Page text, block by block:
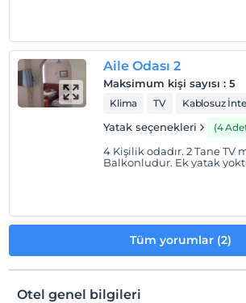
Aile Odası 2
Maksimum kişi sayısı : 5
Klima TV Kablosuz
Yatak seçenekleri (4
4 Kişilik odadır. 2 Tane TV
Balkonludur. Ek yatak
Tüm yorumlar (2)
Otel genel bilgileri